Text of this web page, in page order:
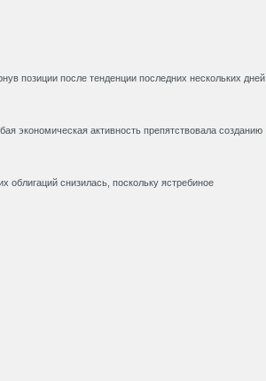
позиции после тенденции последних нескольких дней.
экономическая активность препятствовала созданию
облигаций снизилась, поскольку ястребиное